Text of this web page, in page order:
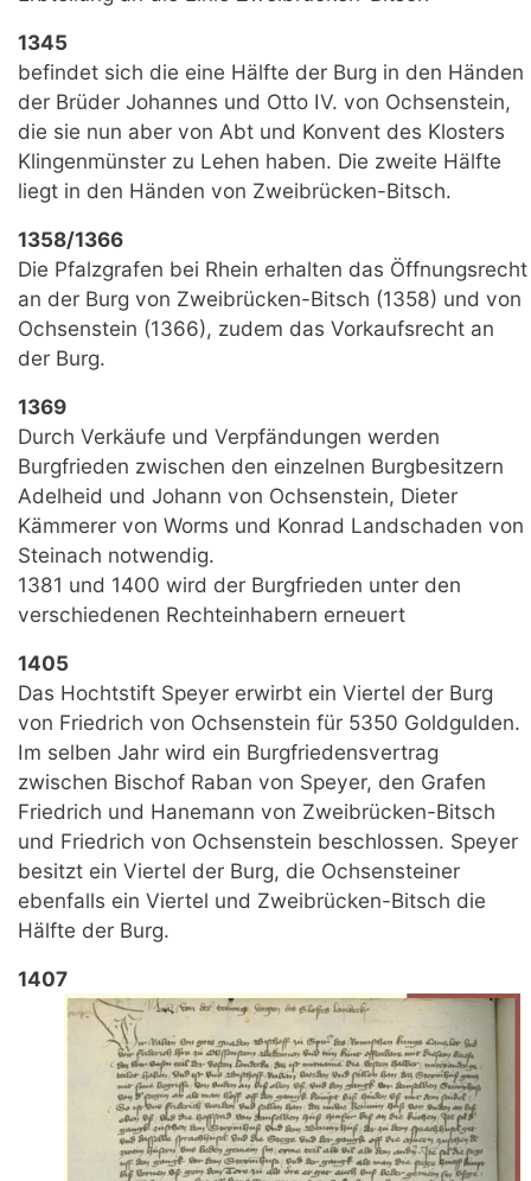
1345
befindet sich die eine Hälfte der Burg in den Händen
der Brüder Johannes und Otto IV. von Ochsenstein,
die sie nun aber von Abt und Konvent des Klosters
Klingenmünster zu Lehen haben. Die zweite Hälfte
liegt in den Händen von Zweibrücken-Bitsch.
1358/1366
Die Pfalzgrafen bei Rhein erhalten das Öffnungsrecht
an der Burg von Zweibrücken-Bitsch (1358) und von
Ochsenstein (1366), zudem das Vorkaufsrecht an
der Burg.
1369
Durch Verkäufe und Verpfändungen werden
Burgfrieden zwischen den einzelnen Burgbesitzern
Adelheid und Johann von Ochsenstein, Dieter
Kämmerer von Worms und Konrad Landschaden von
Steinach notwendig.
1381 und 1400 wird der Burgfrieden unter den
verschiedenen Rechteinhabern erneuert
1405
Das Hochtstift Speyer erwirbt ein Viertel der Burg
von Friedrich von Ochsenstein für 5350 Goldgulden.
Im selben Jahr wird ein Burgfriedensvertrag
zwischen Bischof Raban von Speyer, den Grafen
Friedrich und Hanemann von Zweibrücken-Bitsch
und Friedrich von Ochsenstein beschlossen. Speyer
besitzt ein Viertel der Burg, die Ochsensteiner
ebenfalls ein Viertel und Zweibrücken-Bitsch die
Hälfte der Burg.
1407